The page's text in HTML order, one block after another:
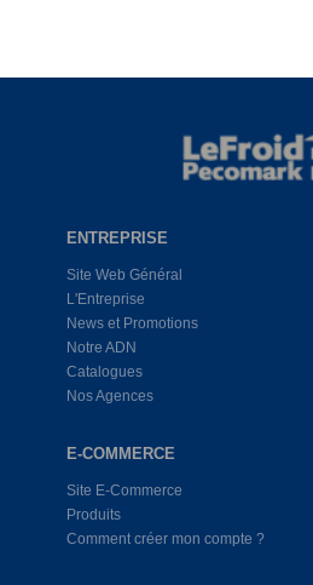
ENTREPRISE
Site Web Général
L'Entreprise
News et Promotions
Notre ADN
Catalogues
Nos Agences
E-COMMERCE
Site E-Commerce
Produits
Comment créer mon compte ?